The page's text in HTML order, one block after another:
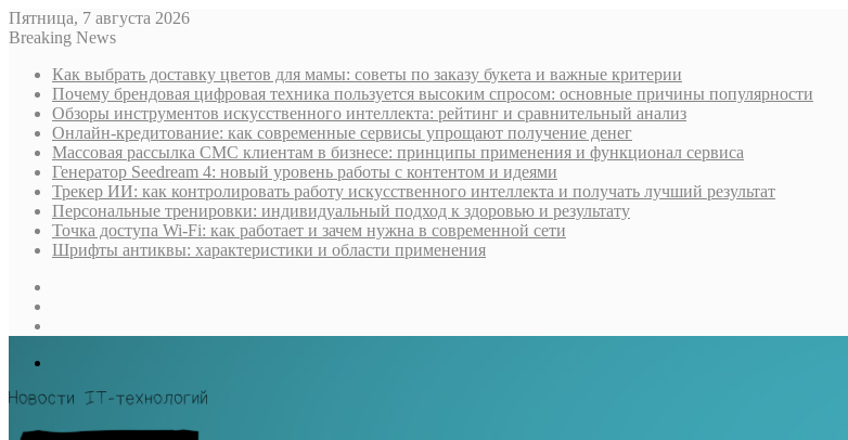
Пятница, 7 августа 2026
Breaking News
Как выбрать доставку цветов для мамы: советы по заказу букета и важные критерии
Почему брендовая цифровая техника пользуется высоким спросом: основные причины популярности
Обзоры инструментов искусственного интеллекта: рейтинг и сравнительный анализ
Онлайн-кредитование: как современные сервисы упрощают получение денег
Массовая рассылка СМС клиентам в бизнесе: принципы применения и функционал сервиса
Генератор Seedream 4: новый уровень работы с контентом и идеями
Трекер ИИ: как контролировать работу искусственного интеллекта и получать лучший результат
Персональные тренировки: индивидуальный подход к здоровью и результату
Точка доступа Wi-Fi: как работает и зачем нужна в современной сети
Шрифты антиквы: характеристики и области применения